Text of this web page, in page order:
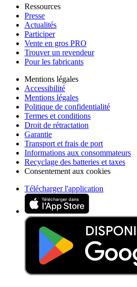
Ressources
Presse
Actualités
Participer
Vente en gros PRO
Trouver un revendeur
Pour les fabricants
Mentions légales
Accessibilité
Mentions légales
Politique de confidentialité
Termes et conditions
Droit de rétractation
Garantie
Transport et frais de port
Informations aux consommateurs
Recyclage des batteries et taxes
Consentement aux cookies
Télécharger l'application